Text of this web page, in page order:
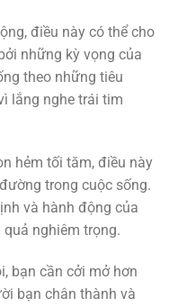
điều này có thể cho
những kỳ vọng của
theo những tiêu
lắng nghe trái tim
hẻm tối tăm, điều này
trong cuộc sống.
và hành động của
nghiêm trọng.
bạn cần cởi mở hơn
bạn chân thành và